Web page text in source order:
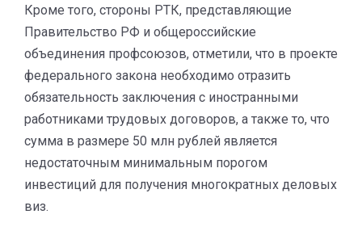
Кроме того, стороны РТК, представляющие
Правительство РФ и общероссийские
объединения профсоюзов, отметили, что в проекте
федерального закона необходимо отразить
обязательность заключения с иностранными
работниками трудовых договоров, а также то, что
сумма в размере 50 млн рублей является
недостаточным минимальным порогом
инвестиций для получения многократных деловых
виз.